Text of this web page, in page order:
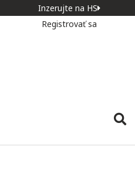
Inzerujte na HS
Registrovať sa